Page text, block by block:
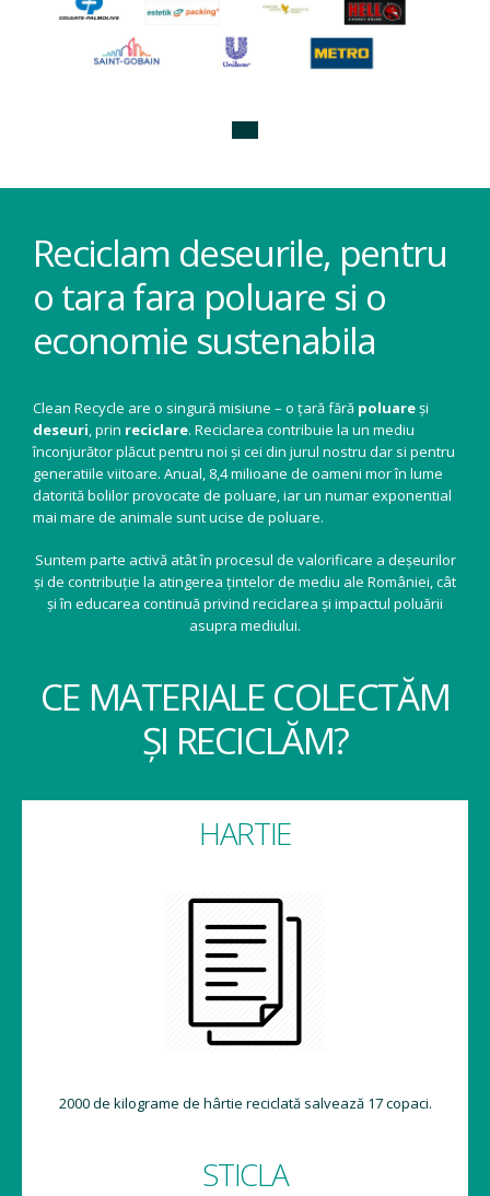
Reciclam deseurile, pentru
o tara fara poluare si o
economie sustenabila
Clean Recycle are o singură misiune – o țară fără poluareși
deseuri, prin reciclare. Reciclarea contribuie la un mediu
înconjurător plăcut pentru noi și cei din jurul nostru dar si pentru
generatiile viitoare. Anual, 8,4 milioane de oameni mor în lume
datorită bolilor provocate de poluare, iar un numar exponential
mai mare de animale sunt ucise de poluare.
Suntem parte activă atât în procesul de valorificare a deșeurilor
și de contribuție la atingerea țintelor de mediu ale României, cât
și în educarea continuă privind reciclarea și impactul poluării
asupra mediului.
CE MATERIALE COLECTĂM
ȘI RECICLĂM?
HARTIE
2000 de kilograme de hârtie reciclată salvează 17 copaci.
STICLA